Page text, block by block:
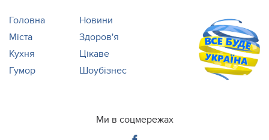
Головна
Новини
Міста
Здоров'я
Кухня
Цікаве
Гумор
Шоубізнес
Ми в соцмережах